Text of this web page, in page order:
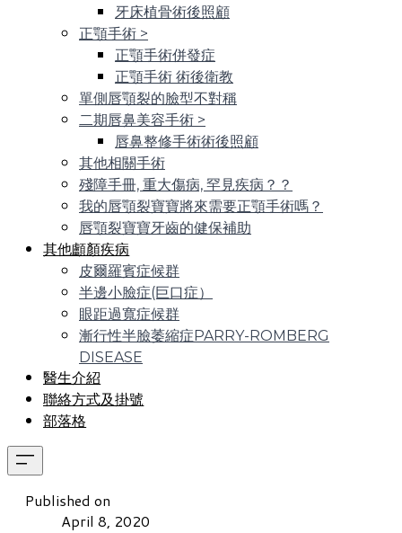
牙床植骨術後照顧
正顎手術 >
正顎手術併發症
正顎手術 術後衛教
單側唇顎裂的臉型不對稱
二期唇鼻美容手術 >
唇鼻整修手術術後照顧
其他相關手術
殘障手冊, 重大傷病, 罕見疾病？？
我的唇顎裂寶寶將來需要正顎手術嗎？
唇顎裂寶寶牙齒的健保補助
其他顱顏疾病
皮爾羅賓症候群
半邊小臉症(巨口症）
眼距過寬症候群
漸行性半臉萎縮症PARRY-ROMBERG
DISEASE
醫生介紹
聯絡方式及掛號
部落格
Published on
April 8, 2020